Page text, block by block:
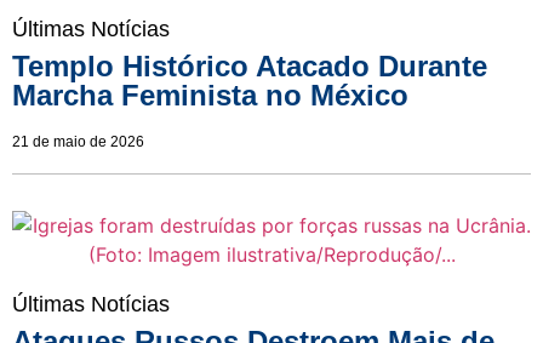
Últimas Notícias
Templo Histórico Atacado Durante
Marcha Feminista no México
21 de maio de 2026
Últimas Notícias